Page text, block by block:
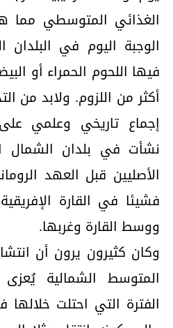
الغذائي المتوسطي مما
الوجبة اليوم في البلدان
فيها اللحوم الحمراء أو
أكثر من اللزوم. ولابد من
إجماع تاريخي وعلمي
نشأت في بلدان الشمال
الأصليين قبل العهد
فشيئا في القارة
ووسط القارة وغربها.
وكان كثيرون يرون أن
المتوسط الشمالية
الفترة التي احتلت خلالها